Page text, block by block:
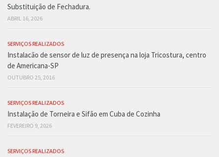
Substituição de Fechadura.
ABRIL 16, 2026
SERVIÇOS REALIZADOS
Instalacão de sensor de luz de presença na loja Tricostura, centro
de Americana-SP
OUTUBRO 25, 2016
SERVIÇOS REALIZADOS
Instalação de Torneira e Sifão em Cuba de Cozinha
FEVEREIRO 9, 2026
SERVIÇOS REALIZADOS